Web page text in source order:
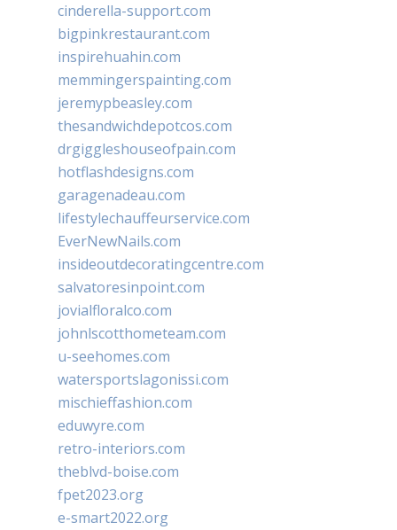
cinderella-support.com
bigpinkrestaurant.com
inspirehuahin.com
memmingerspainting.com
jeremypbeasley.com
thesandwichdepotcos.com
drgiggleshouseofpain.com
hotflashdesigns.com
garagenadeau.com
lifestylechauffeurservice.com
EverNewNails.com
insideoutdecoratingcentre.com
salvatoresinpoint.com
jovialfloralco.com
johnlscotthometeam.com
u-seehomes.com
watersportslagonissi.com
mischieffashion.com
eduwyre.com
retro-interiors.com
theblvd-boise.com
fpet2023.org
e-smart2022.org